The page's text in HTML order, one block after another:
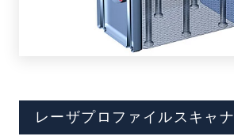
レーザプロファイルスキャナ